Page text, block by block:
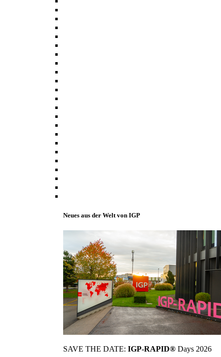
Neues aus der Welt von IGP
SAVE THE DATE: IGP-RAPID® Days 2026